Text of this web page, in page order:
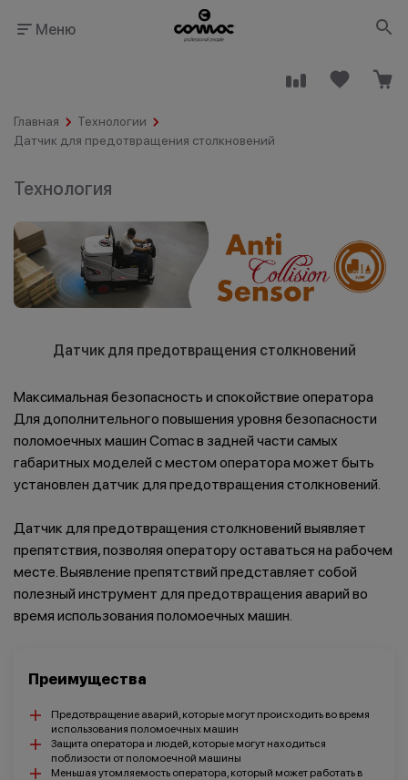
Меню
Главная
Технологии
Датчик для предотвращения столкновений
Технология
Датчик для предотвращения столкновений
Преимущества
Предотвращение аварий, которые могут происходить во время
использования поломоечных машин
Защита оператора и людей, которые могут находиться
поблизости от поломоечной машины
Меньшая утомляемость оператора, который может работать в
Максимальная безопасность и спокойствие оператора
Для дополнительного повышения уровня безопасности
поломоечных машин Comac в задней части самых
габаритных моделей с местом оператора может быть
установлен датчик для предотвращения столкновений.
Датчик для предотвращения столкновений выявляет
препятствия, позволяя оператору оставаться на рабочем
месте. Выявление препятствий представляет собой
полезный инструмент для предотвращения аварий во
время использования поломоечных машин.
Промышленность
общественного
Клининговые
Гостинично-
Салоны красоты
Розничная
Ремесленное
Крупные
розничные сети
Автомобильная
промышленность